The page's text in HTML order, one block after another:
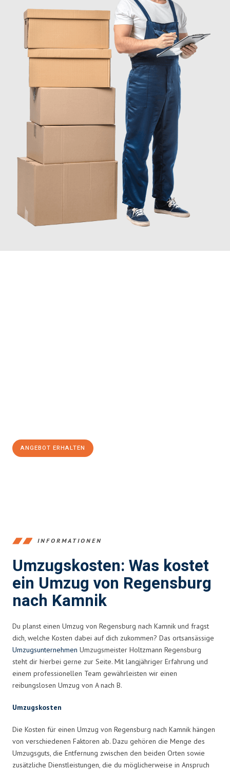
ANGEBOT ERHALTEN
INFORMATIONEN
Umzugskosten: Was kostet
ein Umzug von Regensburg
nach Kamnik
Du planst einen Umzug von Regensburg nach Kamnik und fragst
dich, welche Kosten dabei auf dich zukommen? Das ortsansässige
Umzugsunternehmen Umzugsmeister Holtzmann Regensburg
steht dir hierbei gerne zur Seite. Mit langjähriger Erfahrung und
einem professionellen Team gewährleisten wir einen
reibungslosen Umzug von A nach B.
Umzugskosten
Die Kosten für einen Umzug von Regensburg nach Kamnik hängen
von verschiedenen Faktoren ab. Dazu gehören die Menge des
Umzugsguts, die Entfernung zwischen den beiden Orten sowie
zusätzliche Dienstleistungen, die du möglicherweise in Anspruch